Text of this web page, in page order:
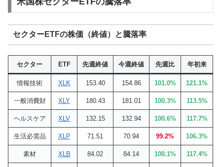
セクターETFの株価（終値）と騰落率
セクター ETF 先週終値 今週終値 先週比 年初来
情報技術 XLK 153.40 154.86 101.0% 121.1%
一般消費財 XLY 180.43 181.01 100.3% 113.5%
ヘルスケア XLV 132.15 132.94 100.6% 117.7%
生活必需品 XLP 71.51 70.94 99.2% 106.3%
素材 XLB 84.02 84.14 100.1% 117.4%